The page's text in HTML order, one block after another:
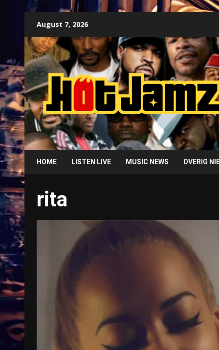
content
August 7, 2026
HOME LISTEN LIVE MUSIC NEWS OVERIG
rita
Treinkaartjes worden duurder,
abonnementen verdwijnen